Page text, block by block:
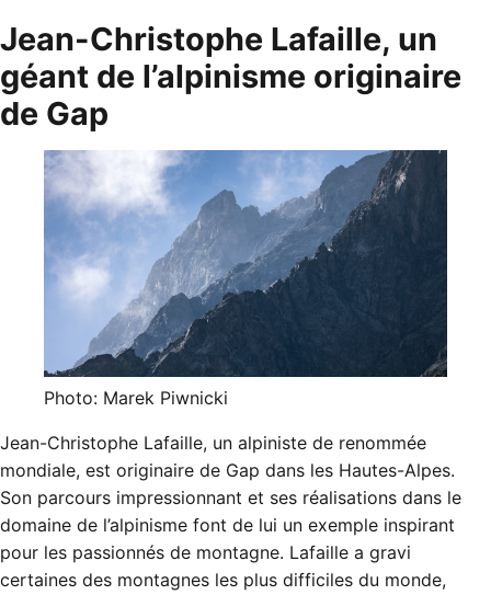
Jean-Christophe Lafaille, un
géant de l’alpinisme originaire
de Gap
Photo: Marek Piwnicki
Jean-Christophe Lafaille, un alpiniste de renommée
mondiale, est originaire de Gap dans les Hautes-Alpes.
Son parcours impressionnant et ses réalisations dans le
domaine de l’alpinisme font de lui un exemple inspirant
pour les passionnés de montagne. Lafaille a gravi
certaines des montagnes les plus difficiles du monde,